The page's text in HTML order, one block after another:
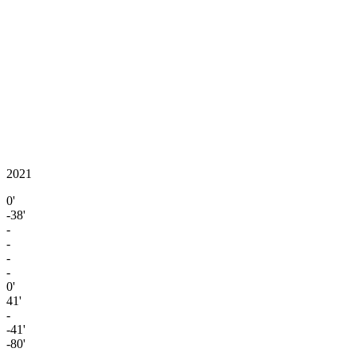
2021
0'
-38'
-
-
-
-
0'
41'
-
-41'
-80'